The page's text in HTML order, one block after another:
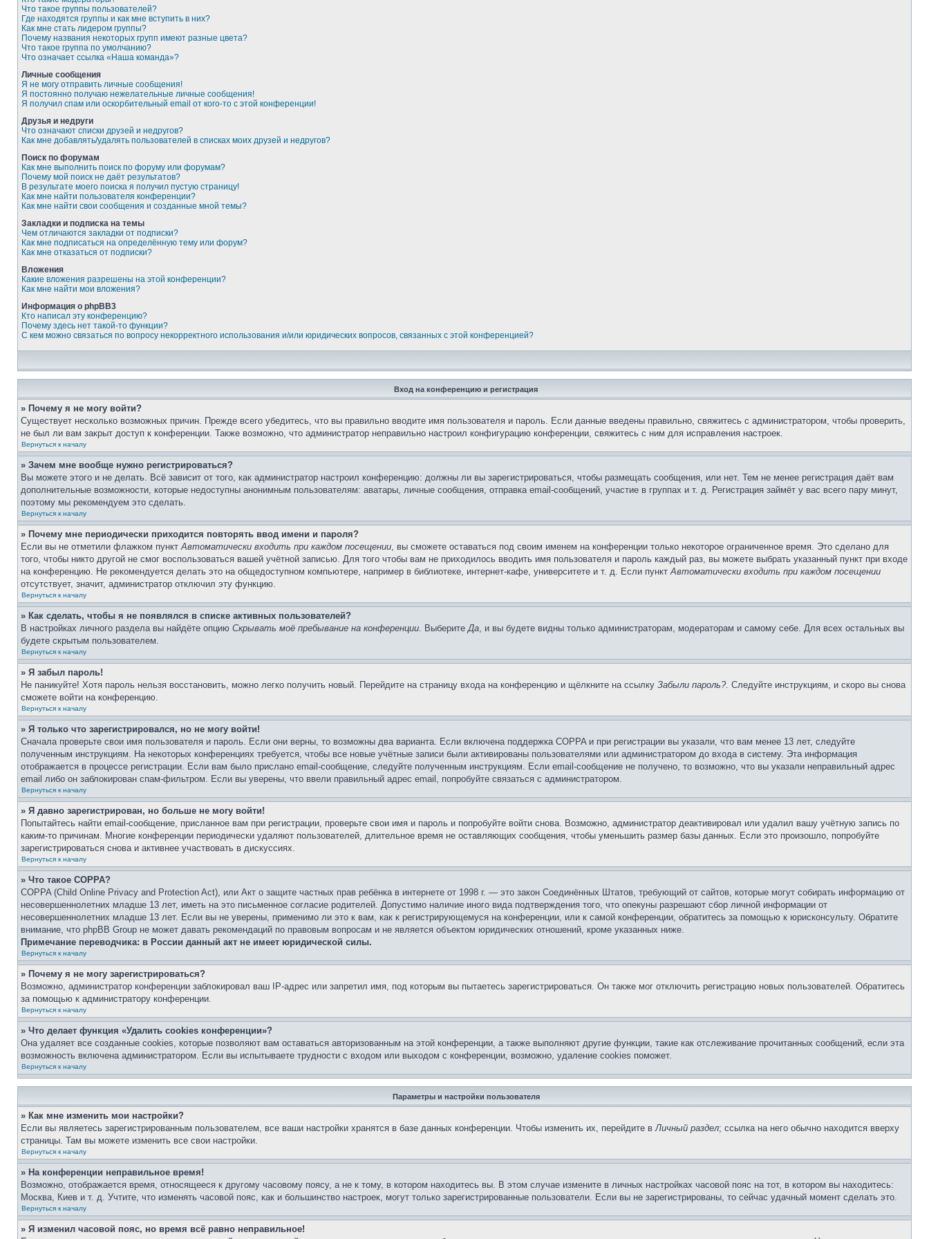
Что такое группы пользователей?
Где находятся группы и как мне вступить в них?
Как мне стать лидером группы?
Почему названия некоторых групп имеют разные цвета?
Что такое группа по умолчанию?
Что означает ссылка «Наша команда»?
Личные сообщения
Я не могу отправить личные сообщения!
Я постоянно получаю нежелательные личные сообщения!
Я получил спам или оскорбительный email от кого-то с этой конференции!
Друзья и недруги
Что означают списки друзей и недругов?
Как мне добавлять/удалять пользователей в списках моих друзей и недругов?
Поиск по форумам
Как мне выполнить поиск по форуму или форумам?
Почему мой поиск не даёт результатов?
В результате моего поиска я получил пустую страницу!
Как мне найти пользователя конференции?
Как мне найти свои сообщения и созданные мной темы?
Закладки и подписка на темы
Чем отличаются закладки от подписки?
Как мне подписаться на определённую тему или форум?
Как мне отказаться от подписки?
Вложения
Какие вложения разрешены на этой конференции?
Как мне найти мои вложения?
Информация о phpBB3
Кто написал эту конференцию?
Почему здесь нет такой-то функции?
С кем можно связаться по вопросу некорректного использования и/или юридических вопросов, связанных с этой конференцией?
Вход на конференцию и регистрация
» Почему я не могу войти?
Существует несколько возможных причин. Прежде всего убедитесь, что вы правильно вводите имя пользователя и пароль. Если данные введены правильно, свяжитесь с администратором, чтобы проверить,
не был ли вам закрыт доступ к конференции. Также возможно, что администратор неправильно настроил конфигурацию конференции, свяжитесь с ним для исправления настроек.
Вернуться к началу
» Зачем мне вообще нужно регистрироваться?
Вы можете этого и не делать. Всё зависит от того, как администратор настроил конференцию: должны ли вы зарегистрироваться, чтобы размещать сообщения, или нет. Тем не менее регистрация даёт вам
дополнительные возможности, которые недоступны анонимным пользователям: аватары, личные сообщения, отправка email-сообщений, участие в группах и т. д. Регистрация займёт у вас всего пару минут,
поэтому мы рекомендуем это сделать.
Вернуться к началу
» Почему мне периодически приходится повторять ввод имени и пароля?
Если вы не отметили флажком пунктАвтоматически входить при каждом посещении, вы сможете оставаться под своим именем на конференции только некоторое ограниченное время. Это сделано для
того, чтобы никто другой не смог воспользоваться вашей учётной записью. Для того чтобы вам не приходилось вводить имя пользователя и пароль каждый раз, вы можете выбрать указанный пункт при входе
на конференцию. Не рекомендуется делать это на общедоступном компьютере, например в библиотеке, интернет-кафе, университете и т. д. Если пунктАвтоматически входить при каждом посещении
отсутствует, значит, администратор отключил эту функцию.
Вернуться к началу
» Как сделать, чтобы я не появлялся в списке активных пользователей?
В настройках личного раздела вы найдёте опцию Скрывать моё пребывание на конференции. ВыберитеДа, и вы будете видны только администраторам, модераторам и самому себе. Для всех остальных вы
будете скрытым пользователем.
Вернуться к началу
» Я забыл пароль!
Не паникуйте! Хотя пароль нельзя восстановить, можно легко получить новый. Перейдите на страницу входа на конференцию и щёлкните на ссылку Забыли пароль?. Следуйте инструкциям, и скоро вы снова
сможете войти на конференцию.
Вернуться к началу
» Я только что зарегистрировался, но не могу войти!
Сначала проверьте свои имя пользователя и пароль. Если они верны, то возможны два варианта. Если включена поддержка COPPA и при регистрации вы указали, что вам менее 13 лет, следуйте
полученным инструкциям. На некоторых конференциях требуется, чтобы все новые учётные записи были активированы пользователями или администратором до входа в систему. Эта информация
отображается в процессе регистрации. Если вам было прислано email-сообщение, следуйте полученным инструкциям. Если email-сообщение не получено, то возможно, что вы указали неправильный адрес
email либо он заблокирован спам-фильтром. Если вы уверены, что ввели правильный адрес email, попробуйте связаться с администратором.
Вернуться к началу
» Я давно зарегистрирован, но больше не могу войти!
Попытайтесь найти email-сообщение, присланное вам при регистрации, проверьте свои имя и пароль и попробуйте войти снова. Возможно, администратор деактивировал или удалил вашу учётную запись по
каким-то причинам. Многие конференции периодически удаляют пользователей, длительное время не оставляющих сообщения, чтобы уменьшить размер базы данных. Если это произошло, попробуйте
зарегистрироваться снова и активнее участвовать в дискуссиях.
Вернуться к началу
» Что такое COPPA?
COPPA (Child Online Privacy and Protection Act), или Акт о защите частных прав ребёнка в интернете от 1998 г. — это закон Соединённых Штатов, требующий от сайтов, которые могут собирать информацию от
несовершеннолетних младше 13 лет, иметь на это письменное согласие родителей. Допустимо наличие иного вида подтверждения того, что опекуны разрешают сбор личной информации от
несовершеннолетних младше 13 лет. Если вы не уверены, применимо ли это к вам, как к регистрирующемуся на конференции, или к самой конференции, обратитесь за помощью к юрисконсульту. Обратите
внимание, что phpBB Group не может давать рекомендаций по правовым вопросам и не является объектом юридических отношений, кроме указанных ниже.
Примечание переводчика: в России данный акт не имеет юридической силы.
Вернуться к началу
» Почему я не могу зарегистрироваться?
Возможно, администратор конференции заблокировал ваш IP-адрес или запретил имя, под которым вы пытаетесь зарегистрироваться. Он также мог отключить регистрацию новых пользователей. Обратитесь
за помощью к администратору конференции.
Вернуться к началу
» Что делает функция «Удалить cookies конференции»?
Она удаляет все созданные cookies, которые позволяют вам оставаться авторизованным на этой конференции, а также выполняют другие функции, такие как отслеживание прочитанных сообщений, если эта
возможность включена администратором. Если вы испытываете трудности с входом или выходом с конференции, возможно, удаление cookies поможет.
Вернуться к началу
Параметры и настройки пользователя
» Как мне изменить мои настройки?
Если вы являетесь зарегистрированным пользователем, все ваши настройки хранятся в базе данных конференции. Чтобы изменить их, перейдите вЛичный раздел; ссылка на него обычно находится вверху
страницы. Там вы можете изменить все свои настройки.
Вернуться к началу
» На конференции неправильное время!
Возможно, отображается время, относящееся к другому часовому поясу, а не к тому, в котором находитесь вы. В этом случае измените в личных настройках часовой пояс на тот, в котором вы находитесь:
Москва, Киев и т. д. Учтите, что изменять часовой пояс, как и большинство настроек, могут только зарегистрированные пользователи. Если вы не зарегистрированы, то сейчас удачный момент сделать это.
Вернуться к началу
» Я изменил часовой пояс, но время всё равно неправильное!